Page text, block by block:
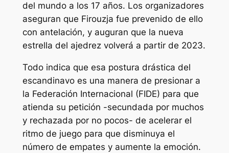
del mundo a los 17 años. Los organizadores
aseguran que Firouzja fue prevenido de ello
con antelación, y auguran que la nueva
estrella del ajedrez volverá a partir de 2023.
Todo indica que esa postura drástica del
escandinavo es una manera de presionar a
la Federación Internacional (FIDE) para que
atienda su petición -secundada por muchos
y rechazada por no pocos- de acelerar el
ritmo de juego para que disminuya el
número de empates y aumente la emoción.